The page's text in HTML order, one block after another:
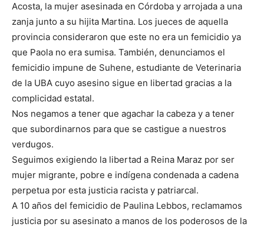
Acosta, la mujer asesinada en Córdoba y arrojada a una
zanja junto a su hijita Martina. Los jueces de aquella
provincia consideraron que este no era un femicidio ya
que Paola no era sumisa. También, denunciamos el
femicidio impune de Suhene, estudiante de Veterinaria
de la UBA cuyo asesino sigue en libertad gracias a la
complicidad estatal.
Nos negamos a tener que agachar la cabeza y a tener
que subordinarnos para que se castigue a nuestros
verdugos.
Seguimos exigiendo la libertad a Reina Maraz por ser
mujer migrante, pobre e indígena condenada a cadena
perpetua por esta justicia racista y patriarcal.
A 10 años del femicidio de Paulina Lebbos, reclamamos
justicia por su asesinato a manos de los poderosos de la